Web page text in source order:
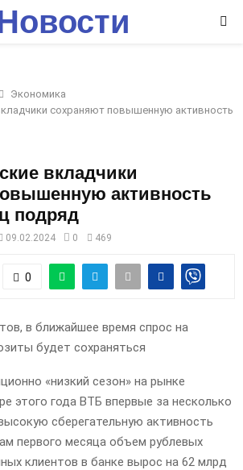
Экономика
сохраняют повышенную активность
вкладчики
активность
подряд
09.02.2024 0 469
0
в ближайшее время спрос на
будет сохраняться
«низкий сезон» на рынке
этого года ВТБ впервые за несколько
сберегательную активность
первого месяца объем рублевых
клиентов в банке вырос на 62 млрд